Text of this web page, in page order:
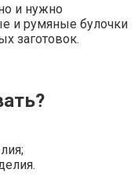
и нужно
и румяные булочки
заготовок.